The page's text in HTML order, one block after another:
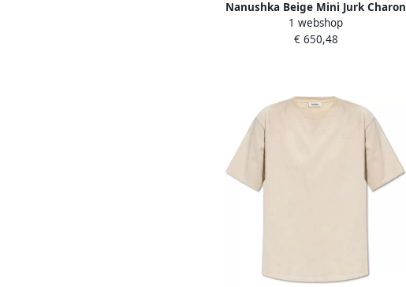
Nanushka Beige Mini Jurk Charon
Beige Dames
1 webshop
€ 650,48